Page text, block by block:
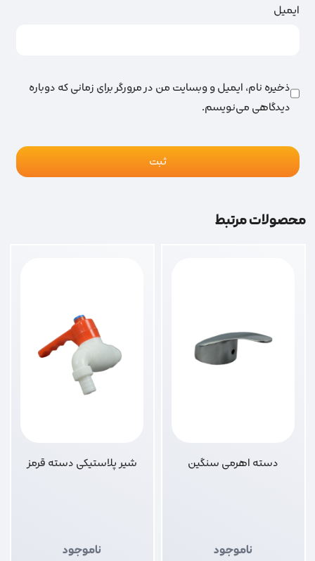
ایمیل
ذخیره نام، ایمیل و وبسایت من در مرورگر برای زمانی که دوباره
دیدگاهی می‌نویسم.
محصولات مرتبط
دسته اهرمی سنگین
ناموجود
شیر پلاستیکی دسته قرمز
ناموجود